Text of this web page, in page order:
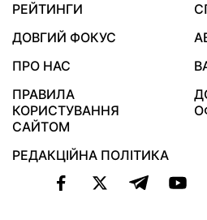
РЕЙТИНГИ
ДОВГИЙ ФОКУС
ПРО НАС
ПРАВИЛА
КОРИСТУВАННЯ
САЙТОМ
РЕДАКЦІЙНА ПОЛІТИКА